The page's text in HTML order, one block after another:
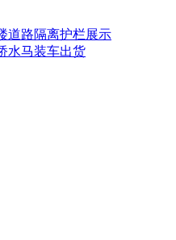
道路隔离护栏展示
水马装车出货